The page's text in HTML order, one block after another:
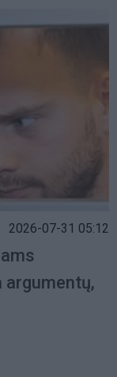
2026-07-31 05:12
argumentų,